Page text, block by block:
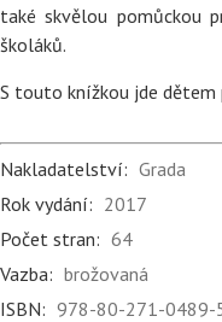
také skvělou pomůckou
školáků.
S touto knížkou jde dětem
Nakladatelství: Grada
Rok vydání: 2017
Počet stran: 64
Vazba: brožovaná
ISBN: 978-80-271-0489-